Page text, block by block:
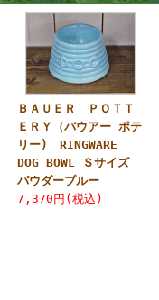
ＢＡＵＥＲ ＰＯＴＴ
ＥＲＹ（バウアー ポテ
リー) RINGWARE
DOG BOWL Ｓサイズ
パウダーブルー
7,370円(税込)